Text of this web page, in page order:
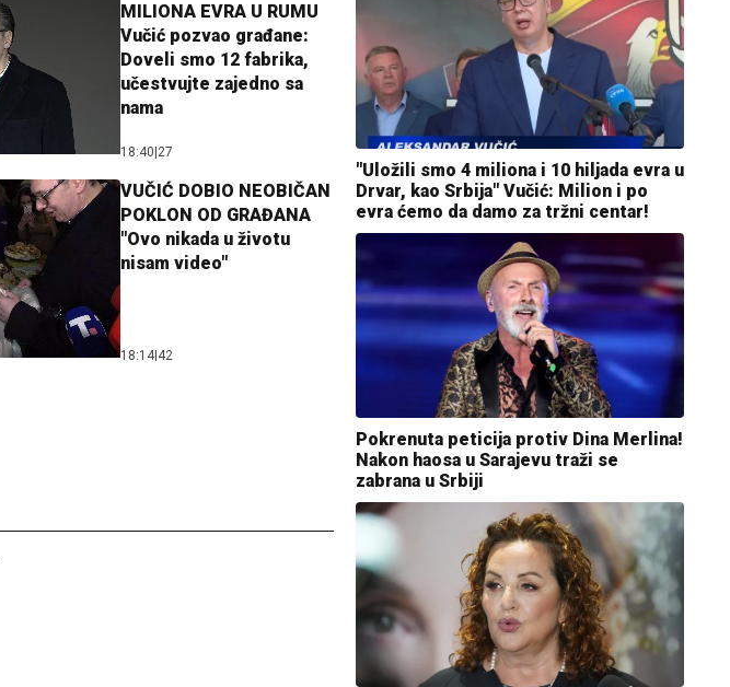
MILIONA EVRA U RUMU
Vučić pozvao građane:
Doveli smo 12 fabrika,
učestvujte zajedno sa
nama
18:40 27
VUČIĆ DOBIO NEOBIČAN
POKLON OD GRAĐANA
"Ovo nikada u životu
nisam video"
18:14 42
"Uložili smo 4 miliona i 10 hiljada evra u
Drvar, kao Srbija" Vučić: Milion i po
evra ćemo da damo za tržni centar!
Pokrenuta peticija protiv Dina Merlina!
Nakon haosa u Sarajevu traži se
zabrana u Srbiji